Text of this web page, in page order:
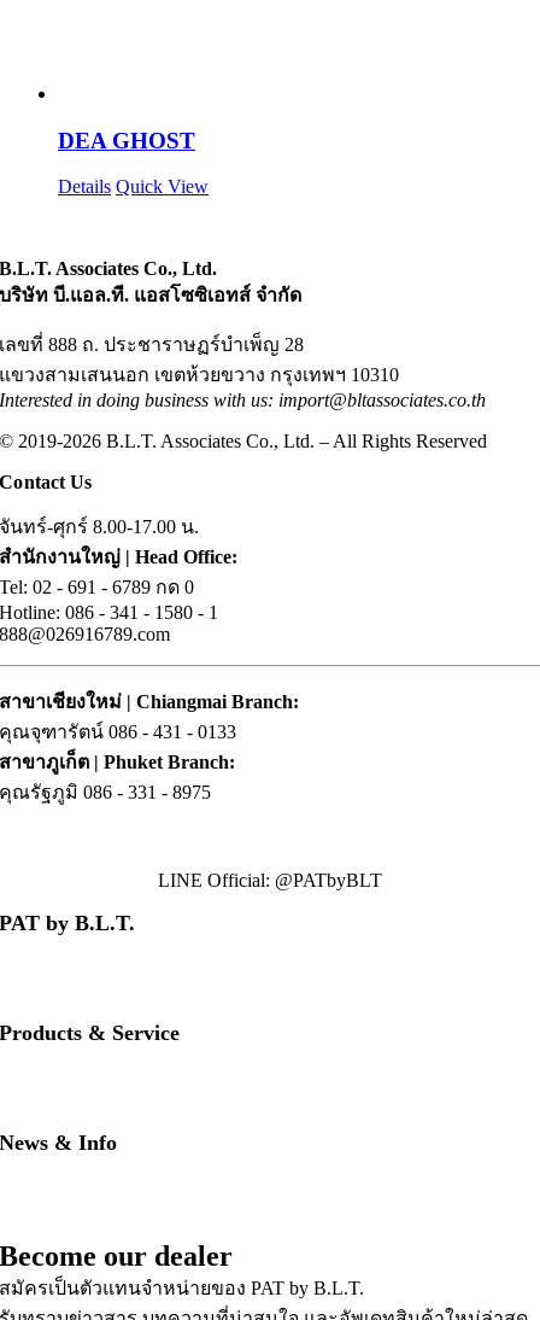
DEA GHOST
Details Quick View
B.L.T. Associates Co., Ltd.
บริษัท บี.แอล.ที. แอสโซซิเอทส์ จำกัด
เลขที่ 888 ถ. ประชาราษฏร์บำเพ็ญ 28
แขวงสามเสนนอก เขตห้วยขวาง กรุงเทพฯ 10310
Interested in doing business with us: import@bltassociates.co.th
© 2019-2026 B.L.T. Associates Co., Ltd. – All Rights Reserved
Contact Us
จันทร์-ศุกร์ 8.00-17.00 น.
สำนักงานใหญ่ | Head Office:
Tel: 02.- 691 - 6789 กด 0
Hotline: 086.- 341 -.1580 -.1
888@026916789.com
สาขาเชียงใหม่ | Chiangmai Branch:
คุณจุฑารัตน์ 086.- 431 - 0133
สาขาภูเก็ต | Phuket Branch:
คุณรัฐภูมิ 086.- 331 - 8975
LINE Official: @PATbyBLT
PAT by B.L.T.
Products & Service
News & Info
Become our dealer
สมัครเป็นตัวแทนจำหน่ายของ PAT by B.L.T.